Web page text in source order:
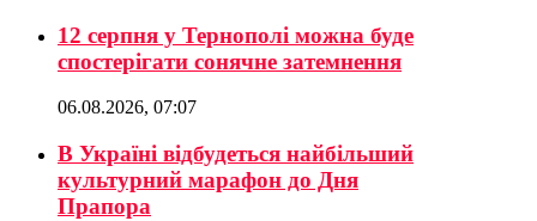
12 серпня у Тернополі можна буде
спостерігати сонячне затемнення
06.08.2026, 07:07
В Україні відбудеться найбільший
культурний марафон до Дня
Прапора